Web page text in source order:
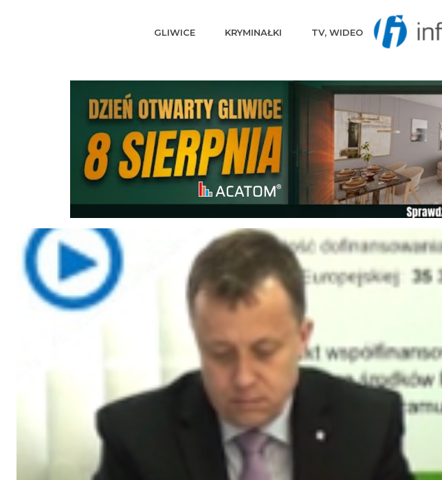
GLIWICE KRYMINAŁKI TV, WIDEO